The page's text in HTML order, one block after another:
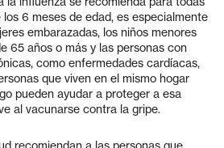
6 meses de edad, es especialmente
embarazadas, los niños menores
65 años o más y las personas con
como enfermedades cardíacas,
que viven en el mismo hogar
pueden ayudar a proteger a esa
al vacunarse contra la gripe.